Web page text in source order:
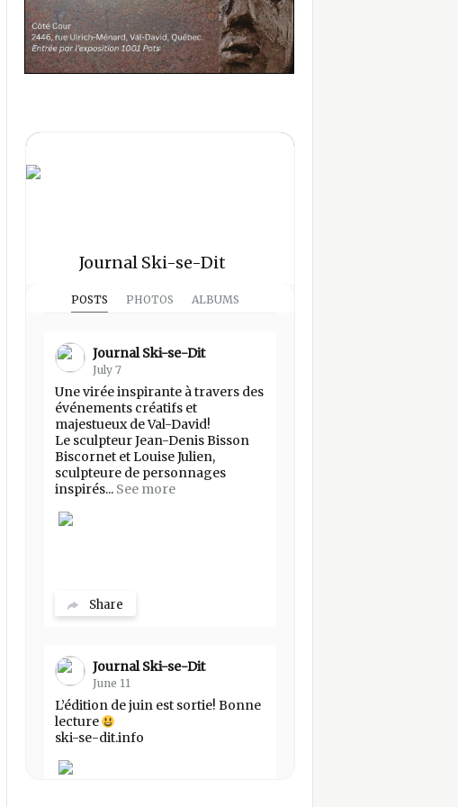
Journal Ski-se-Dit
POSTS PHOTOS ALBUMS
Journal Ski-se-Dit
July 7
Une virée inspirante à travers des
événements créatifs et
majestueux de Val-David!
Le sculpteur Jean-Denis Bisson
Biscornet et Louise Julien,
sculpteure de personnages
inspirés... See more
Share
Journal Ski-se-Dit
June 11
L’édition de juin est sortie! Bonne
lecture
ski-se-dit.info